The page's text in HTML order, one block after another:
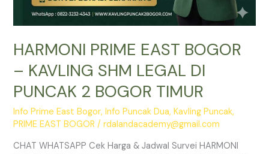
HARMONI PRIME EAST BOGOR
– KAVLING SHM LEGAL DI
PUNCAK 2 BOGOR TIMUR
Info Prime East Bogor,Info Puncak Dua,Kavling Puncak,
PRIME EAST BOGOR /rdalandacademy@gmail.com
CHAT WHATSAPP Cek Harga & Jadwal Survei HARMONI